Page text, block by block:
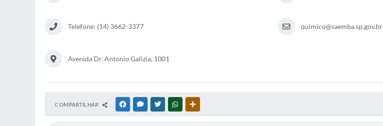
Telefone: (14) 3662-3377 quimico@saemba.sp.gov.br
Avenida Dr. Antonio Galizia, 1001
COMPARTILHAR FACEBOOKMESSENGER
TWITTERWHATSAPP